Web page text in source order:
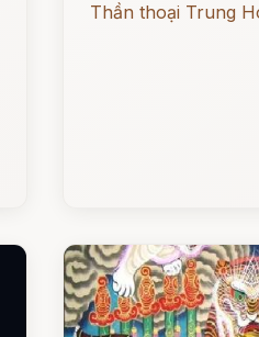
Thần thoại Trung